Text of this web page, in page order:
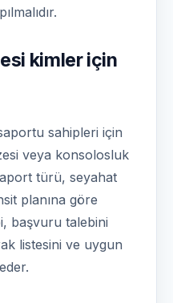
kimler için
sahipleri için
veya konsolosluk
türü, seyahat
planına göre
başvuru talebini
listesini ve uygun